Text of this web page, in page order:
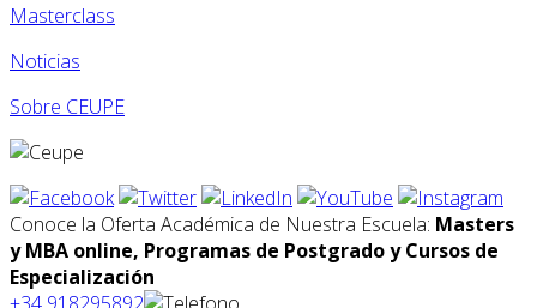
Masterclass
Noticias
Sobre CEUPE
Conoce la Oferta Académica de Nuestra Escuela: Masters
y MBA online, Programas de Postgrado y Cursos de
Especialización